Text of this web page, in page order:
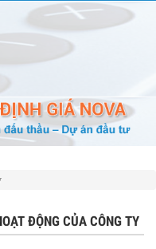
ĐỘNG CỦA CÔNG TY